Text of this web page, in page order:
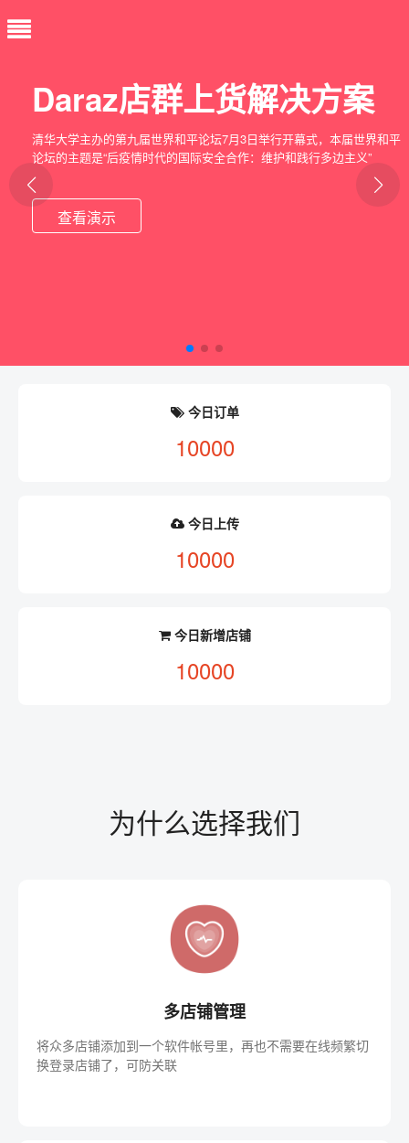
Daraz快速上传产品解决
方案
仅一拖一放，就可一键将产品及Sku以100倍于人工的效率将产品上店并
开售，效果和手动上传一模一样，自动计算价格，自动设置库存，一步
到位，是快速上货的好工具
今日订单
10000
今日上传
10000
今日新增店铺
10000
为什么选择我们
多店铺管理
将众多店铺添加到一个软件帐号里，再也不需要在线频繁切
换登录店铺了，可防关联